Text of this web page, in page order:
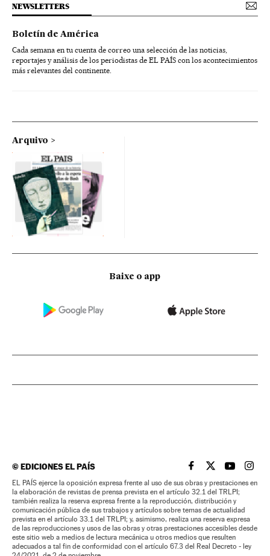
NEWSLETTERS
Boletín de América
Cada semana en tu cuenta de correo una selección de las noticias,
reportajes y análisis de los periodistas de EL PAÍS con los acontecimientos
más relevantes del continente.
Arquivo
Baixe o app
©EDICIONES EL PAÍS EL PAÍS BRASIL EN
EL PAÍSEL PAÍS
EL
EL PAÍS ejerce la oposición expresa frente al uso de sus obras y prestaciones en
la elaboración de revistas de prensa prevista en el artículo 32.1 del TRLPI;
también realiza la reserva expresa frente a la reproducción, distribución y
comunicación pública de sus trabajos y artículos sobre temas de actualidad
prevista en el artículo 33.1 del TRLPI; y, asimismo, realiza una reserva expresa
de las reproducciones y usos de las obras y otras prestaciones accesibles desde
este sitio web a medios de lectura mecánica u otros medios que resulten
adecuados a tal fin de conformidad con el artículo 67.3 del Real Decreto - ley